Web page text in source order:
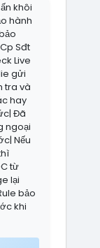
khôi
hành
Sđt
Live
gửi
tra và
hay
Đã
ngoại
Nếu
từ
lại
bảo
khi